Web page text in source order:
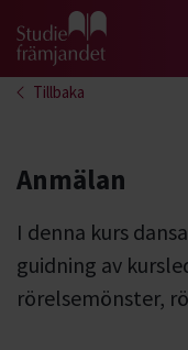
Gå till
Tillbaka
Anmälan
I denna kurs
guidning av
rörelsemönster,